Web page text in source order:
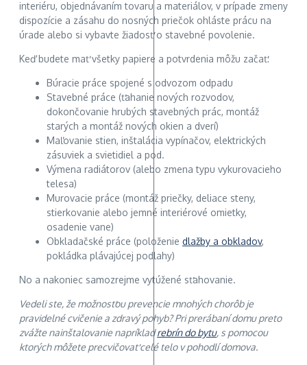
interiéru, objednávaním tovaru a materiálov, v prípade zmeny
dispozície a zásahu do nosných priečok ohláste prácu na
úrade alebo si vybavte žiadosť o stavebné povolenie.
Keď budete mať všetky papiere a potvrdenia môžu začať:
Búracie práce spojené s odvozom odpadu
Stavebné práce (ťahanie nových rozvodov,
dokončovanie hrubých stavebných prác, montáž
starých a montáž nových okien a dverí)
Maľovanie stien, inštalácia vypínačov, elektrických
zásuviek a svietidiel a pod.
Výmena radiátorov (alebo zmena typu vykurovacieho
telesa)
Murovacie práce (montáž priečky, deliace steny,
stierkovanie alebo jemné interiérové omietky,
osadenie vane)
Obkladačské práce (položenie dlažby a obkladov,
pokládka plávajúcej podlahy)
No a nakoniec samozrejme vytúžené sťahovanie.
Vedeli ste, že možnosťou prevencie mnohých chorôb je
pravidelné cvičenie a zdravý pohyb? Pri prerábaní domu preto
zvážte nainštalovanie napríkladrebrín do bytu, s pomocou
ktorých môžete precvičovať celé telo v pohodlí domova.